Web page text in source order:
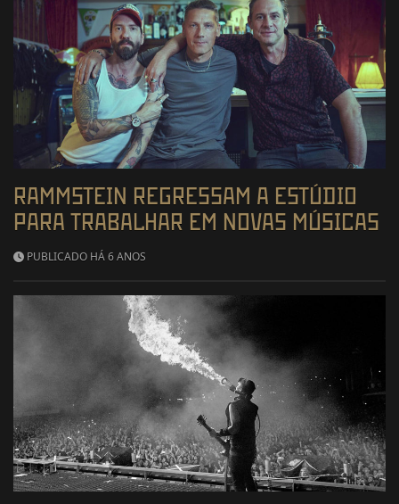
RAMMSTEIN REGRESSAM A ESTÚDIO
PARA TRABALHAR EM NOVAS MÚSICAS
PUBLICADO HÁ 6 ANOS